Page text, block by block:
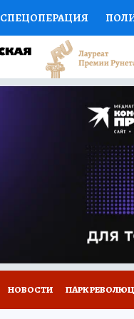
СПЕЦОПЕРАЦИЯ
НАУКА СПОРТ
ДОКТОР
ПРОГНОЗЫ НА СПОРТ
НОВОСТИ ПАРК